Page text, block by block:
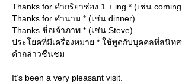
Thanks for คำกริยาช่อง 1 + ing * (เช่น coming
Thanks for คำนาม * (เช่น dinner).
Thanks ชื่อเจ้าภาพ * (เช่น Steve).
ประโยคที่มีเครื่องหมาย * ใช้พูดกับบุคคลที่สนิท
คำกล่าวชื่นชม
It’s been a very pleasant visit.